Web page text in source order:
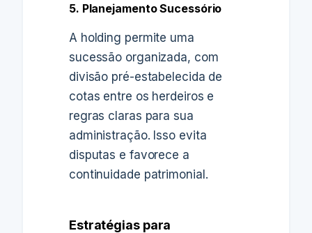
5. Planejamento Sucessório
A holding permite uma
sucessão organizada, com
divisão pré-estabelecida de
cotas entre os herdeiros e
regras claras para sua
administração. Isso evita
disputas e favorece a
continuidade patrimonial.
Estratégias para